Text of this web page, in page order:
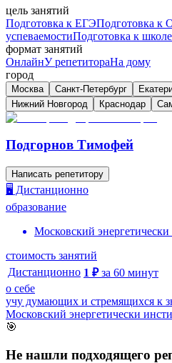
цель занятий
Подготовка к ЕГЭПодготовка к
успеваемостиПодготовка к школе
формат занятий
ОнлайнУ репетитораНа дому
город
Москва Санкт-Петербург
Нижний Новгород
Краснодар
Подгорнов Тимофей
Написать репетитору
🖥️ Дистанционно
образование
Московский энергетически
стоимость занятий
Дистанционно 1 ₽ за 60 минут
о себе
учу думающих и стремящихся к
Московский энергетически
🎯
Не нашли подходящего